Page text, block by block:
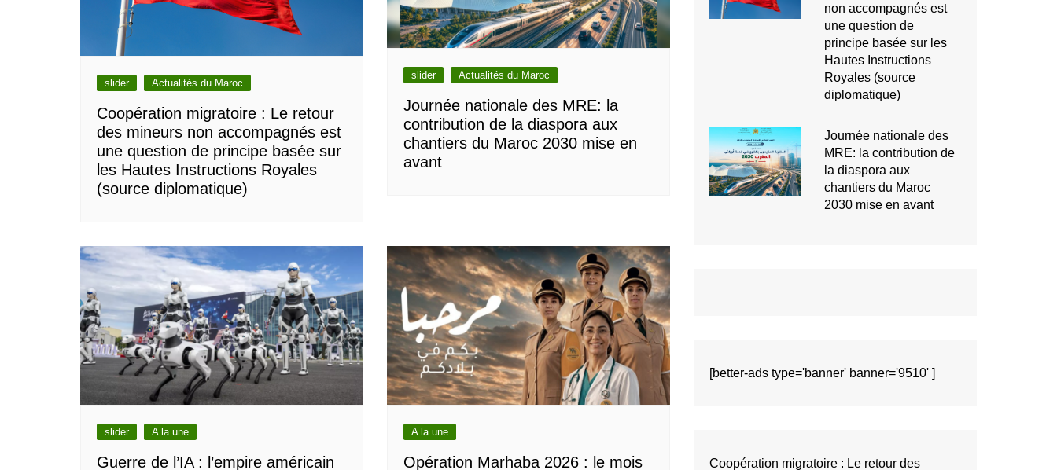
slider Actualités du Maroc
Coopération migratoire : Le retour
des mineurs non accompagnés est
une question de principe basée sur
les Hautes Instructions Royales
(source diplomatique)
slider Actualités du Maroc
Journée nationale des MRE: la
contribution de la diaspora aux
chantiers du Maroc 2030 mise en
avant
slider A la une
Guerre de l’IA : l’empire américain
A la une
Opération Marhaba 2026 : le mois
non accompagnés est
une question de
principe basée sur les
Hautes Instructions
Royales (source
diplomatique)
Journée nationale des
MRE: la contribution de
la diaspora aux
chantiers du Maroc
2030 mise en avant
[better-ads type='banner' banner='9510' ]
Coopération migratoire : Le retour des